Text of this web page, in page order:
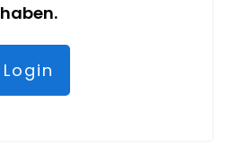
haben.
Login